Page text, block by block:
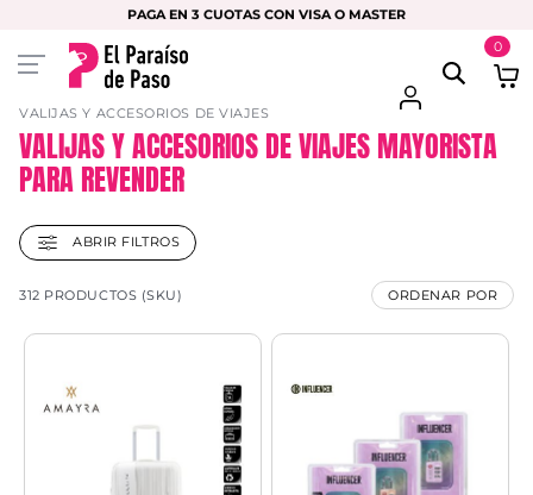
PAGA EN 3 CUOTAS CON VISA O MASTER
0
VALIJAS Y ACCESORIOS DE VIAJES
VALIJAS Y ACCESORIOS DE VIAJES MAYORISTA
PARA REVENDER
ABRIR FILTROS
312 PRODUCTOS (SKU) ORDENAR POR